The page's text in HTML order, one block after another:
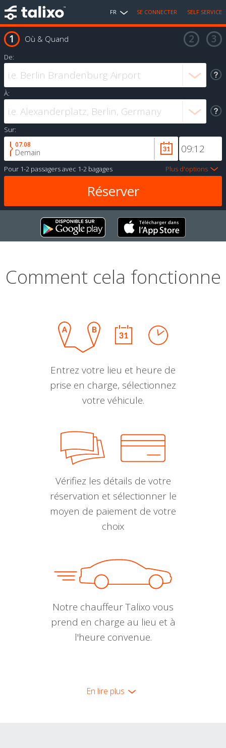
FR SE CONNECTER SELF SERVICE
Où & Quand
De:
À:
Sur:
07.08
Demain
Pour 1-2 passagersavec 1-2 bagages Plus d'options
Comment cela fonctionne
Entrez votre lieu et heure de
prise en charge, sélectionnez
votre véhicule.
Vérifiez les détails de votre
réservation et sélectionner le
moyen de paiement de votre
choix
Notre chauffeur Talixo vous
prend en charge au lieu et à
l'heure convenue.
En lire plus